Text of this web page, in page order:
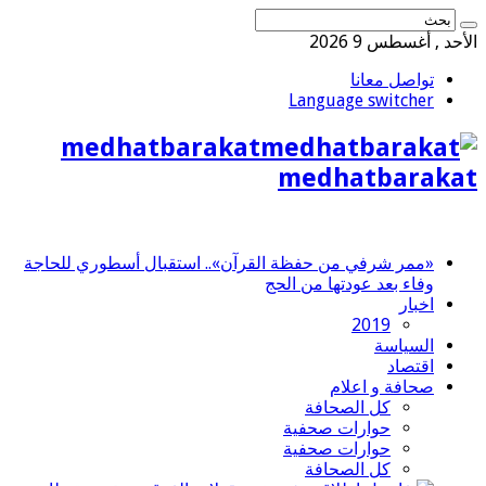
الأحد , أغسطس 9 2026
تواصل معانا
Language switcher
medhatbarakat
medhatbarakat
«ممر شرفي من حفظة القرآن».. استقبال أسطوري للحاجة
وفاء بعد عودتها من الحج
اخبار
2019
السياسة
اقتصاد
صحافة و اعلام
كل الصحافة
حوارات صحفية
حوارات صحفية
كل الصحافة